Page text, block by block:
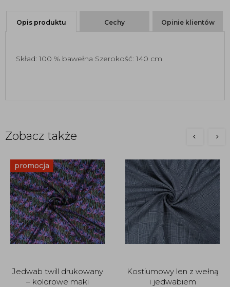
Opis produktu Cechy Opinie klientów
Skład: 100 % bawełna Szerokość: 140 cm
Zobacz także
promocja
Jedwab twill drukowany
– kolorowe maki
Kostiumowy len z wełną
i jedwabiem